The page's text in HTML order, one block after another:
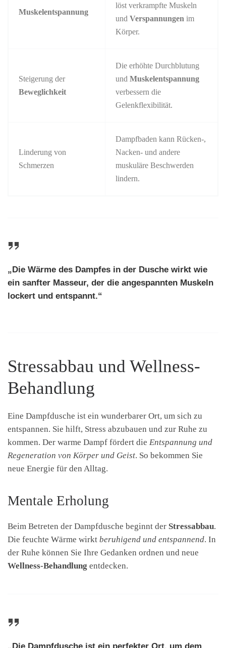
Muskelentspannung
löst verkrampfte Muskeln
undVerspannungen im
Körper.
Steigerung der
Beweglichkeit
Die erhöhte Durchblutung
undMuskelentspannung
verbessern die
Gelenkflexibilität.
Linderung von
Schmerzen
Dampfbaden kann Rücken-,
Nacken- und andere
muskuläre Beschwerden
lindern.
„Die Wärme des Dampfes in der Dusche wirkt wie
ein sanfter Masseur, der die angespannten Muskeln
lockert und entspannt.“
Stressabbau und Wellness-
Behandlung
Eine Dampfdusche ist ein wunderbarer Ort, um sich zu
entspannen. Sie hilft, Stress abzubauen und zur Ruhe zu
kommen. Der warme Dampf fördert die Entspannung und
Regeneration von Körper und Geist. So bekommen Sie
neue Energie für den Alltag.
Mentale Erholung
Beim Betreten der Dampfdusche beginnt der Stressabbau.
Die feuchte Wärme wirkt beruhigend und entspannend. In
der Ruhe können Sie Ihre Gedanken ordnen und neue
Wellness-Behandlung entdecken.